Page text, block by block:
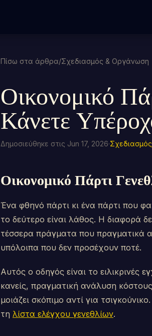
Πίσω στα άρθρα/Σχεδιασμός & Οργάνωση
Οικονομικό
Κάνετε
Δημοσιεύθηκε στις Jun 17, 2026·
Οικονομικό Πάρτι
Ένα φθηνό πάρτι κι ένα πάρτι που
το δεύτερο είναι λάθος. Η διαφορά
τέσσερα πράγματα που πραγματικά
υπόλοιπα που δεν προσέχουν ποτέ.
Αυτός ο οδηγός είναι το ειλικρινές
κανείς, πραγματική ανάλυση
μοιάζει σκόπιμο αντί για
τη λίστα ελέγχου γενεθλίων.